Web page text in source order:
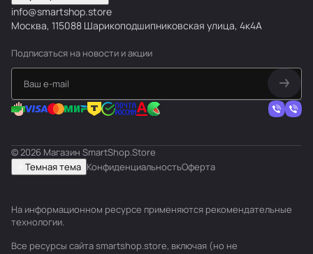
info@smartshop.store
Москва, 115088 Шарикоподшипниковская улица, 4к4А
Подписаться на новости и акции
© 2026 Магазин SmartShop.Store
Темная тема КонфиденциальностьОферта
На информационном ресурсе применяются рекомендательные
технологии.
Все ресурсы сайта smartshop.store, включая (но не